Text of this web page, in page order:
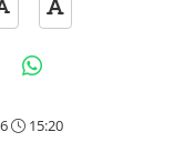
15:20